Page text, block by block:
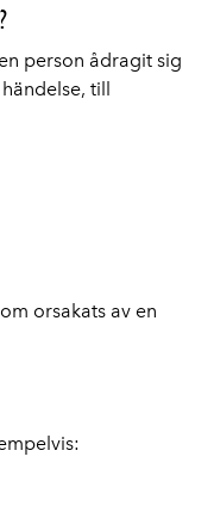
person ådragit sig
till
orsakats av en